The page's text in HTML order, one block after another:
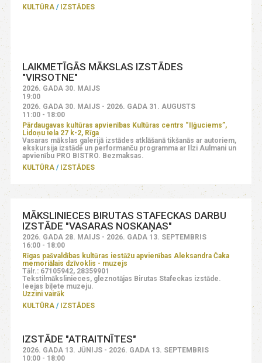
KULTŪRA
IZSTĀDES
LAIKMETĪGĀS MĀKSLAS IZSTĀDES
"VIRSOTNE"
2026. GADA 30. MAIJS
19:00
2026. GADA 30. MAIJS - 2026. GADA 31. AUGUSTS
11:00 - 18:00
Pārdaugavas kultūras apvienības Kultūras centrs “Iļģuciems”,
Lidoņu iela 27 k-2, Rīga
Vasaras mākslas galerijā izstādes atklāšanā tikšanās ar autoriem,
ekskursija izstādē un performanču programma ar Ilzi Aulmani un
apvienību PRO BISTRO. Bezmaksas.
KULTŪRA
IZSTĀDES
MĀKSLINIECES BIRUTAS STAFECKAS DARBU
IZSTĀDE "VASARAS NOSKAŅAS"
2026. GADA 28. MAIJS - 2026. GADA 13. SEPTEMBRIS
16:00 - 18:00
Rīgas pašvaldības kultūras iestāžu apvienības Aleksandra Čaka
memoriālais dzīvoklis - muzejs
Tālr.: 67105942, 28359901
Tekstilmākslinieces, gleznotājas Birutas Stafeckas izstāde.
Ieejas biļete muzeju.
Uzzini vairāk
KULTŪRA
IZSTĀDES
IZSTĀDE "ATRAITNĪTES"
2026. GADA 13. JŪNIJS - 2026. GADA 13. SEPTEMBRIS
10:00 - 18:00